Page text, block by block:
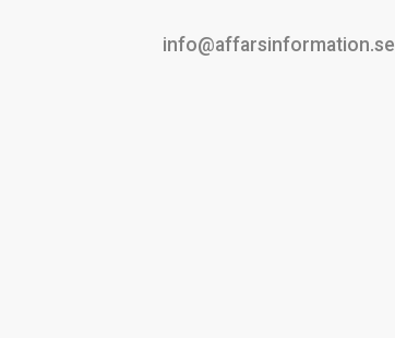
info@affarsinformation.se